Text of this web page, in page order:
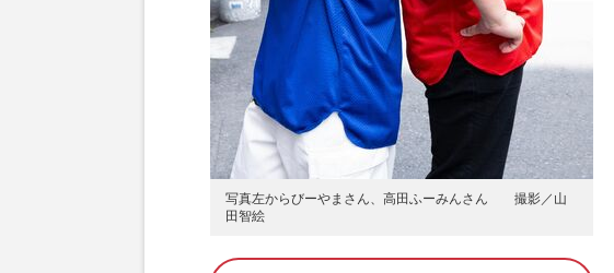
写真左からびーやまさん、高田ふーみんさん 撮影／山
田智絵